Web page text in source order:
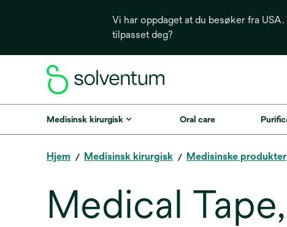
Vi har oppdaget at du besøker fra
tilpasset deg?
Medisinsk kirurgisk Oral care
Hjem Medisinsk kirurgisk Medisinske produkter
Medical